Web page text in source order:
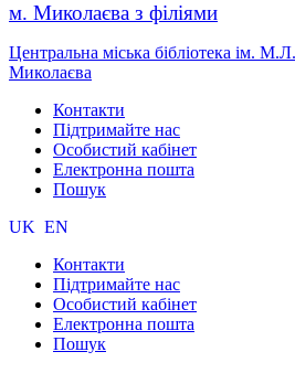
м. Миколаєва з філіями
Центральна міська бібліотека ім.
Миколаєва
Контакти
Підтримайте нас
Особистий кабінет
Електронна пошта
Пошук
UK EN
Контакти
Підтримайте нас
Особистий кабінет
Електронна пошта
Пошук